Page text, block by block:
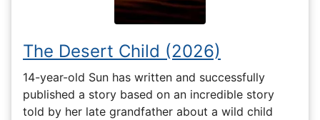
The Desert Child (2026)
14-year-old Sun has written and successfully
published a story based on an incredible story
told by her late grandfather about a wild child